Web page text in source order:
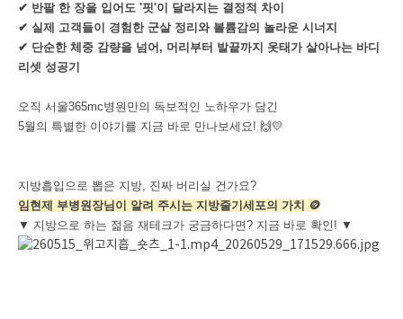
✔ 반팔 한 장을 입어도 '핏'이 달라지는 결정적 차이
✔ 실제 고객들이 경험한 군살 정리와 볼륨감의 놀라운 시너지
✔ 단순한 체중 감량을 넘어, 머리부터 발끝까지 옷태가 살아나는 바디
리셋 성공기
오직 서울365mc병원만의 독보적인 노하우가 담긴
5월의 특별한 이야기를 지금 바로 만나보세요! 🙌💛
지방흡입으로 뽑은 지방, 진짜 버리실 건가요?
임현제 부병원장님이 알려 주시는 지방줄기세포의 가치 🪙
▼ 지방으로 하는 젊음 재테크가 궁금하다면? 지금 바로 확인! ▼